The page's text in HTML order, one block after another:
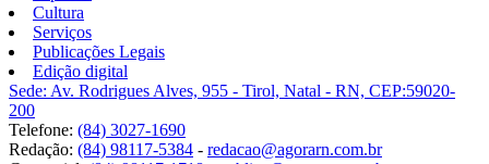
Cultura
Serviços
Publicações Legais
Edição digital
Sede: Av. Rodrigues Alves, 955 - Tirol, Natal - RN, CEP:59020-
200
Telefone: (84) 3027-1690
Redação: (84) 98117-5384 - redacao@agorarn.com.br